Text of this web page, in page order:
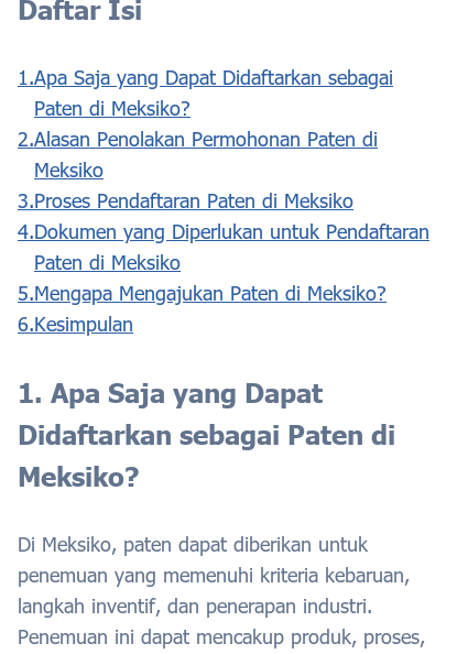
Daftar Isi
1.Apa Saja yang Dapat Didaftarkan sebagai
Paten di Meksiko?
2.Alasan Penolakan Permohonan Paten di
Meksiko
3.Proses Pendaftaran Paten di Meksiko
4.Dokumen yang Diperlukan untuk Pendaftaran
Paten di Meksiko
5.Mengapa Mengajukan Paten di Meksiko?
6.Kesimpulan
1. Apa Saja yang Dapat
Didaftarkan sebagai Paten di
Meksiko?
Di Meksiko, paten dapat diberikan untuk
penemuan yang memenuhi kriteria kebaruan,
langkah inventif, dan penerapan industri.
Penemuan ini dapat mencakup produk, proses,